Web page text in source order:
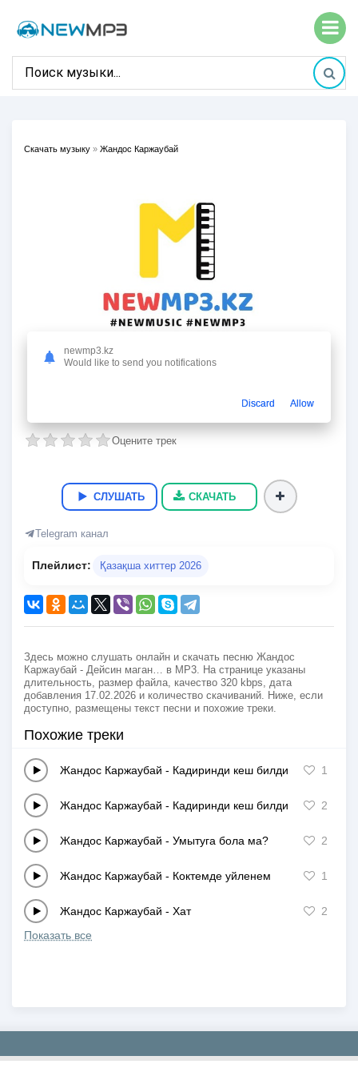
Скачать музыку » Жандос Каржаубай
Дейсин маган…
17.02.2026 35
Оцените трек
СЛУШАТЬ СКАЧАТЬ
Telegram канал
Плейлист: Қазақша хиттер 2026
Здесь можно слушать онлайн и скачать песню Жандос
Каржаубай - Дейсин маган… в MP3. На странице указаны
длительность, размер файла, качество 320 kbps, дата
добавления 17.02.2026 и количество скачиваний. Ниже, если
доступно, размещены текст песни и похожие треки.
Похожие треки
Жандос Каржаубай - Кадиринди кеш билдим 1
Жандос Каржаубай - Кадиринди кеш билдим… 2
Жандос Каржаубай - Умытуга бола ма? 2
Жандос Каржаубай - Коктемде уйленем 1
Жандос Каржаубай - Хат
2
Показать все
Copyright © 2019-2026 NEWMP3.KZ. Все права защищены.
newmp3.kz
Would like to send you notifications
Discard Allow